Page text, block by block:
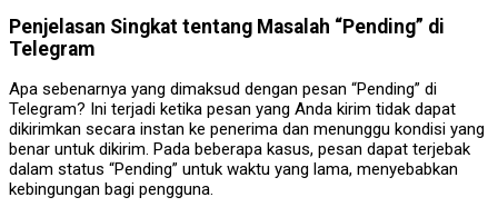
Penjelasan Singkat tentang Masalah “Pending” di
Telegram
Apa sebenarnya yang dimaksud dengan pesan “Pending” di
Telegram? Ini terjadi ketika pesan yang Anda kirim tidak dapat
dikirimkan secara instan ke penerima dan menunggu kondisi yang
benar untuk dikirim. Pada beberapa kasus, pesan dapat terjebak
dalam status “Pending” untuk waktu yang lama, menyebabkan
kebingungan bagi pengguna.